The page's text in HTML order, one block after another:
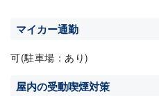
マイカー通勤
可(駐車場：あり)
屋内の受動喫煙対策